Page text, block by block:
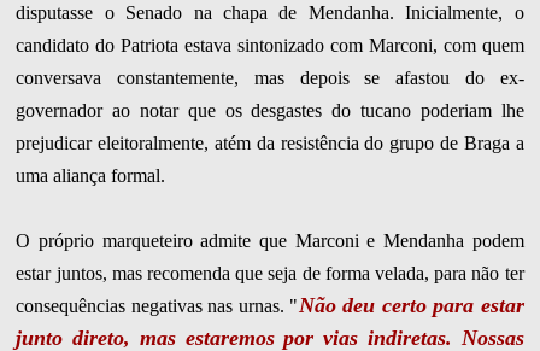
disputasse o Senado na chapa de Mendanha. Inicialmente, o
candidato do Patriota estava sintonizado com Marconi, com quem
conversava constantemente, mas depois se afastou do ex-
governador ao notar que os desgastes do tucano poderiam lhe
prejudicar eleitoralmente, atém da resistência do grupo de Braga a
uma aliança formal.
O próprio marqueteiro admite que Marconi e Mendanha podem
estar juntos, mas recomenda que seja de forma velada, para não ter
consequências negativas nas urnas. "Não deu certo para estar
junto direto, mas estaremos por vias indiretas. Nossas